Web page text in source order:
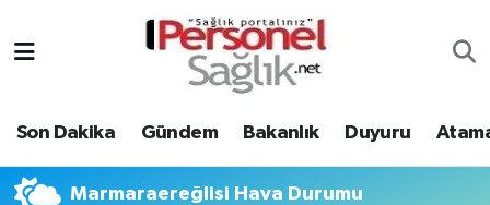
Son Dakika Gündem Bakanlık Duyuru
Marmaraereğlisi Hava Durumu
Gündem
Bakanlık
Nöbetçi Eczaneler
Hava Durumu
Trafik Durumu